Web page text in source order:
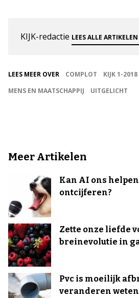
KIJK-redactie LEES ALLE
LEES MEER OVER COMPLOT KIJK 1-2018
MENS EN MAATSCHAPPIJ
UITGELICHT
Meer Artikelen
Kan AI ons
ontcijferen?
Zette onze liefde
breinevolutie in
Pvc is moeilijk
veranderen